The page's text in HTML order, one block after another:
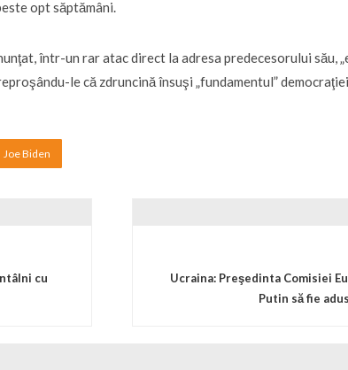
opt săptămâni.
într-un rar atac direct la adresa predecesorului său,
le că zdruncină însuşi „fundamentul”
Joe Biden
cu
Ucraina: Preşedinta Comisiei
Putin să fie